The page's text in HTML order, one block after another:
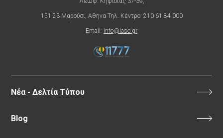
151 23 Μαρούσι, Αθήνα Τηλ. Κέντρο: 210 61 84 000
Email: info@iaso.gr
Νέα - Δελτία Τύπου
Blog